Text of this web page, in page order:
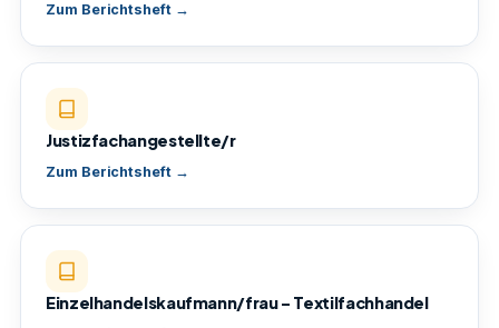
Zum Berichtsheft →
Justizfachangestellte/r
Zum Berichtsheft →
Einzelhandelskaufmann/frau – Textilfachhandel